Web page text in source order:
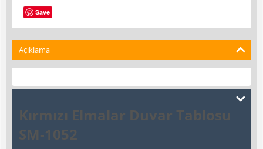
Save
Açıklama
Kırmızı Elmalar Duvar Tablosu
SM-1052